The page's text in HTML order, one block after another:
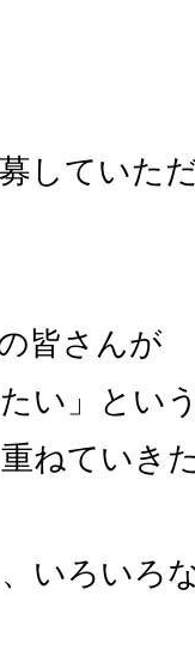
していた
皆さんが
い」とい
ねていき
いろいろ